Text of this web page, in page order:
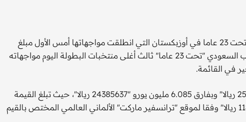
تبلغ القيمة السوقية لنهائيات كأس الأمم الآسيوية 2022 تحت 23 عاما في أوزبكستان التي انطلقت مواجهاتها أمس الأول مبلغ
69.43 مليون يورو "278363779 ريالا"، فيما يفتتح المنتخب السعودي "تحت 23 عاما" ثالث أغلى منتخبات البطولة اليوم مواجهاته
في القائمة.
وتبلغ القيمة السوقية للأخضر 6.38 مليون يورو "25573414 ريالا" وبفارق 6.085 مليون يورو "24385637 ريالا"، حيث تبلغ القيمة
السوقية للمنتخب الطاجيكستاني 295 ألف يورو "1182157 ريالا" وفقا لموقع "ترانسفير ماركت" الألماني العالمي المختص بالقيم